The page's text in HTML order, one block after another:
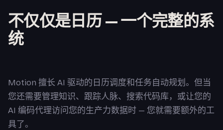
不仅仅是日历 — 一个完整的系
统
Motion 擅长 AI 驱动的日历调度和任务自动规划。但当
您还需要管理知识、跟踪人脉、搜索代码库，或让您的
AI 编码代理访问您的生产力数据时 — 您就需要额外的工
具了。